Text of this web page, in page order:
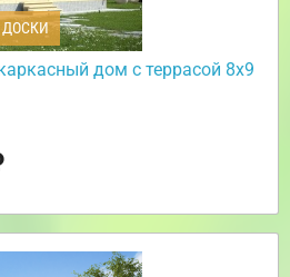
ДОСКИ
дом с террасой 8х9